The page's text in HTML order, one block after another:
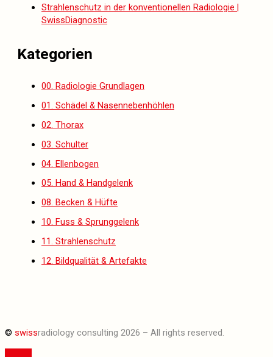
Strahlenschutz in der konventionellen Radiologie |
SwissDiagnostic
Kategorien
00. Radiologie Grundlagen
01. Schädel & Nasennebenhöhlen
02. Thorax
03. Schulter
04. Ellenbogen
05. Hand & Handgelenk
08. Becken & Hüfte
10. Fuss & Sprunggelenk
11. Strahlenschutz
12. Bildqualität & Artefakte
© swissradiology consulting 2026 – All rights reserved.